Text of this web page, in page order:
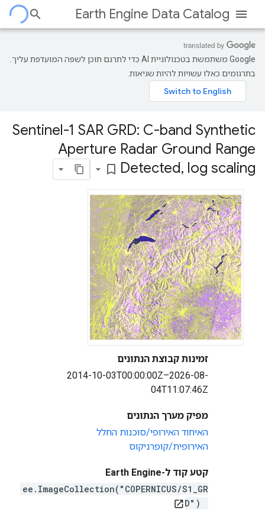
Earth Engine Data Catalog
‫Google משתמשת בטכנולוגיית AI כדי לתרגם תוכן לשפה המועדפת עליך.
בתרגומים כאלו עשויות להיות שגיאות.
Sentinel-1 SAR GRD: C-band Synthetic
Aperture Radar Ground Range
Detected, log scaling
bookmark_border
זמינות קבוצת הנתונים
2014-10-03T00:00:00Z–2026-08-
04T11:07:46Z
מפיק מערך הנתונים
האיחוד האירופי/סוכנות החלל
האירופית/קופרניקוס
קטע קוד ל-Earth Engine
ee.ImageCollection("COPERNICUS/S1_GR
D")
open_in_new